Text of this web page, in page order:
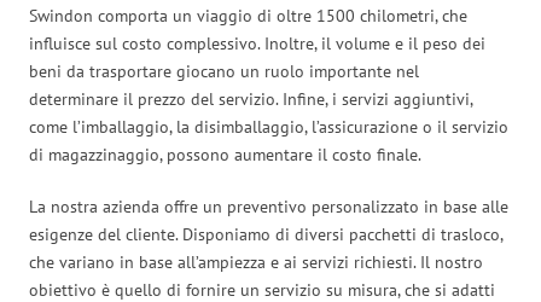
Swindon comporta un viaggio di oltre 1500 chilometri, che
influisce sul costo complessivo. Inoltre, il volume e il peso dei
beni da trasportare giocano un ruolo importante nel
determinare il prezzo del servizio. Infine, i servizi aggiuntivi,
come l’imballaggio, la disimballaggio, l’assicurazione o il servizio
di magazzinaggio, possono aumentare il costo finale.
La nostra azienda offre un preventivo personalizzato in base alle
esigenze del cliente. Disponiamo di diversi pacchetti di trasloco,
che variano in base all’ampiezza e ai servizi richiesti. Il nostro
obiettivo è quello di fornire un servizio su misura, che si adatti